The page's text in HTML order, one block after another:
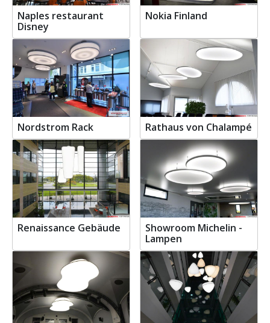
Naples restaurant
Disney
Nokia Finland
Nordstrom Rack Rathaus von Chalampé
Renaissance Gebäude
Showroom Michelin -
Lampen